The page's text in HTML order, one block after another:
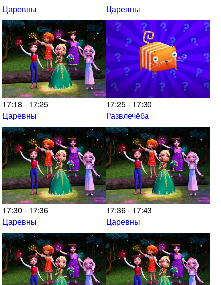
Царевны
Царевны
17:18 - 17:25
Царевны
17:25 - 17:30
Развлечёба
17:30 - 17:36
Царевны
17:36 - 17:43
Царевны